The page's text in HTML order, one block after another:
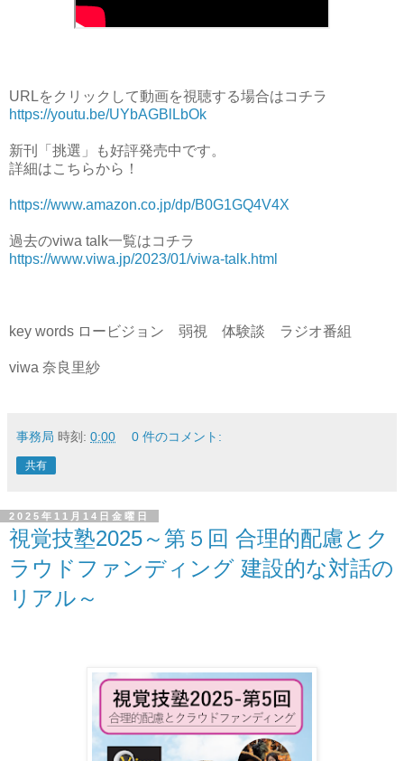
URLをクリックして動画を視聴する場合はコチラ
https://youtu.be/UYbAGBlLbOk
新刊「挑選」も好評発売中です。
詳細はこちらから！
https://www.amazon.co.jp/dp/B0G1GQ4V4X
過去のviwa talk一覧はコチラ
https://www.viwa.jp/2023/01/viwa-talk.html
key words ロービジョン 弱視 体験談 ラジオ番組
viwa 奈良里紗
事務局 時刻: 0:00 0 件のコメント:
共有
2025年11月14日金曜日
視覚技塾2025～第５回 合理的配慮とク
ラウドファンディング 建設的な対話の
リアル～